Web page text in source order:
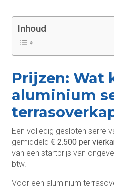
Inhoud
Prijzen: Wat
aluminium
Een volledig gesloten serre
gemiddeld € 2.500 per
van een startprijs van
btw.
Voor een aluminium